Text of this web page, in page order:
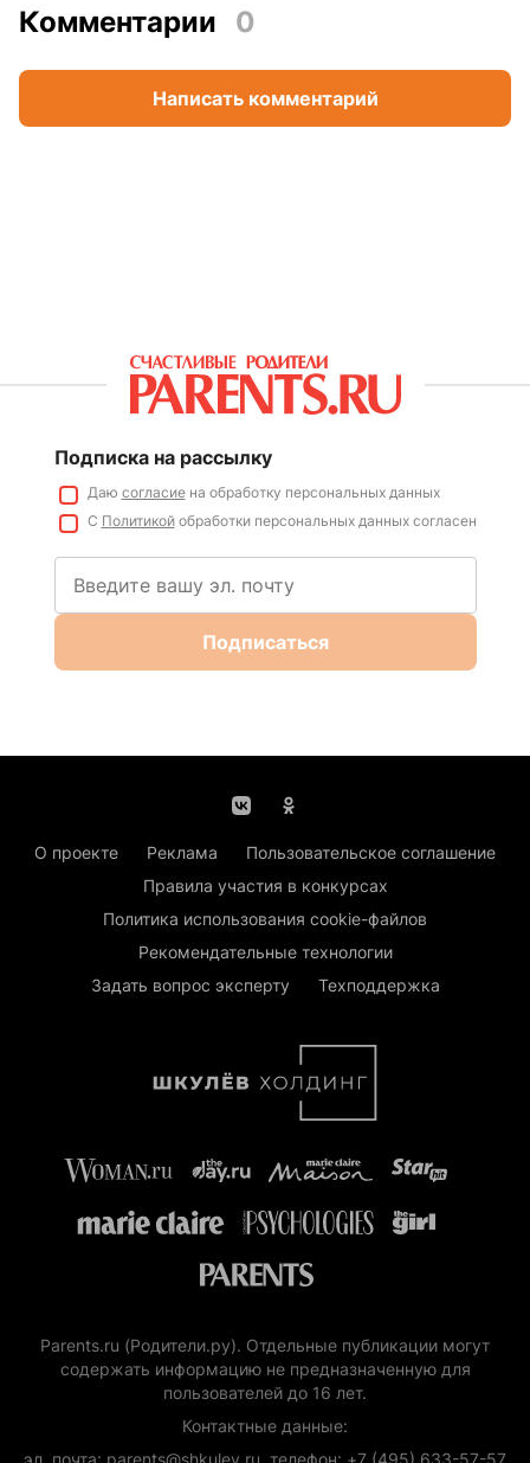
Комментарии 0
Написать комментарий
Подписка на рассылку
Даю согласиена обработку персональных данных
С Политикойобработки персональных данных согласен
Подписаться
О проекте Реклама
Пользовательское соглашение
Правила участия в конкурсах
Политика использования cookie-файлов
Рекомендательные технологии
Задать вопрос эксперту
Техподдержка
Parents.ru (Родители.ру). Отдельные публикации могут
содержать информацию не предназначенную для
пользователей до 16 лет.
Контактные данные: